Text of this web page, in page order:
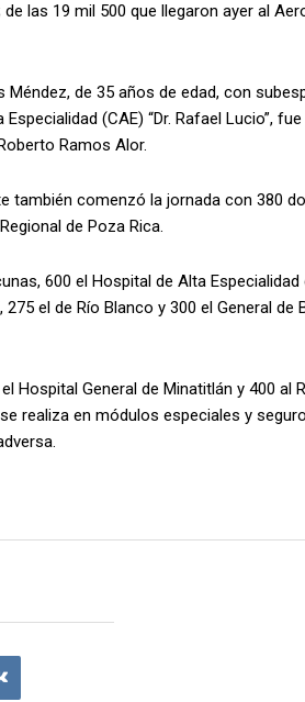
las 19 mil 500 que llegaron ayer al
de 35 años de edad, con
(CAE) “Dr. Rafael Lucio”,
Ramos Alor.
también comenzó la jornada con 380
de Poza Rica.
600 el Hospital de Alta
275 el de Río Blanco y 300 el General de
Hospital General de Minatitlán y 400 al
se realiza en módulos especiales y